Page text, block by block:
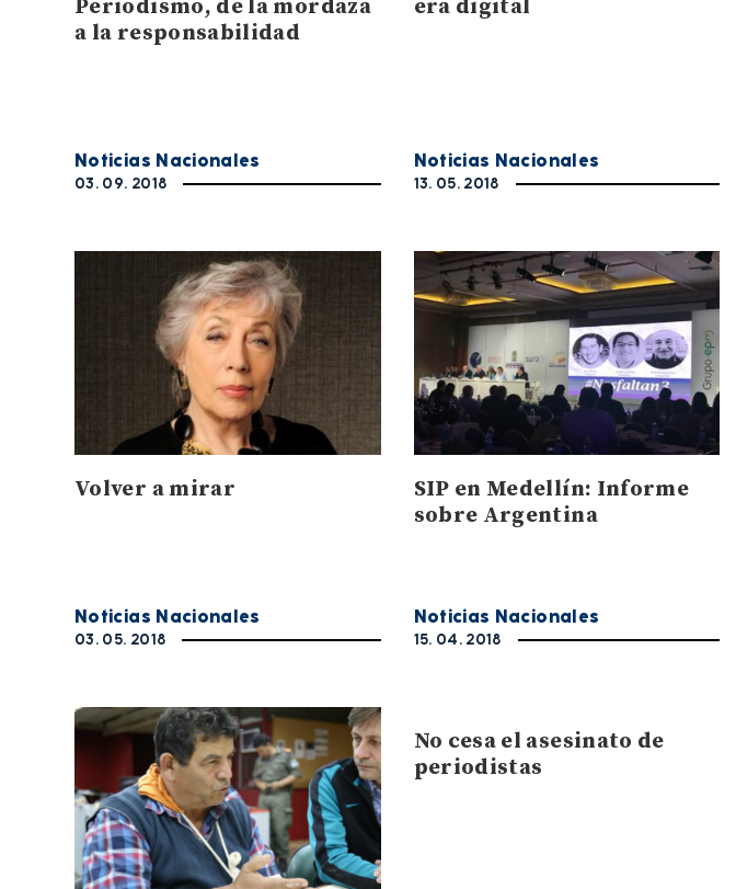
Periodismo, de la mordaza
a la responsabilidad
Noticias Nacionales
03. 09. 2018
era digital
Noticias Nacionales
13. 05. 2018
Volver a mirar
Noticias Nacionales
03. 05. 2018
SIP en Medellín: Informe
sobre Argentina
Noticias Nacionales
15. 04. 2018
No cesa el asesinato de
periodistas